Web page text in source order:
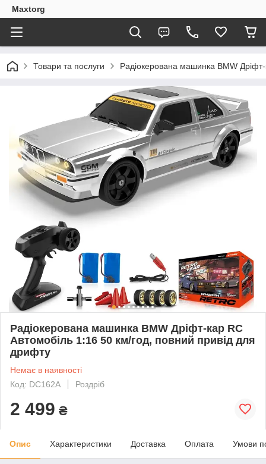
Maxtorg
Товари та послуги Радіокерована машинка BMW
Радіокерована машинка BMW Дріфт-кар RC
Автомобіль 1:16 50 км/год, повний привід для
дрифту
Немає в наявності
Код: DC162A
Роздріб
2 499 ₴
Опис Характеристики Доставка Оплата Умови